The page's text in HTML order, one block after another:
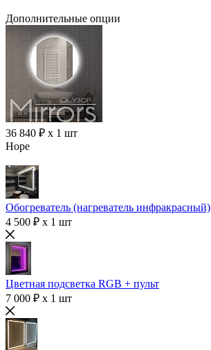
Дополнительные опции
36 840 ₽ x 1 шт
Hope
Обогреватель (нагреватель инфракрасный)
4 500 ₽ x 1 шт
Цветная подсветка RGB + пульт
7 000 ₽ x 1 шт